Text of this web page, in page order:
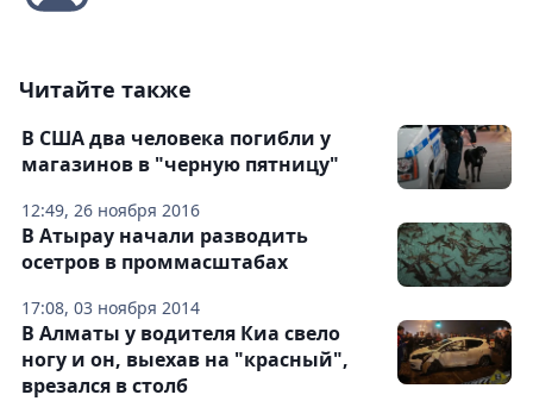
Читайте также
12:49, 26 ноября 2016
В США два человека погибли у
магазинов в "черную пятницу"
17:08, 03 ноября 2014
В Атырау начали разводить
осетров в проммасштабах
В Алматы у водителя Киа свело
ногу и он, выехав на "красный",
врезался в столб